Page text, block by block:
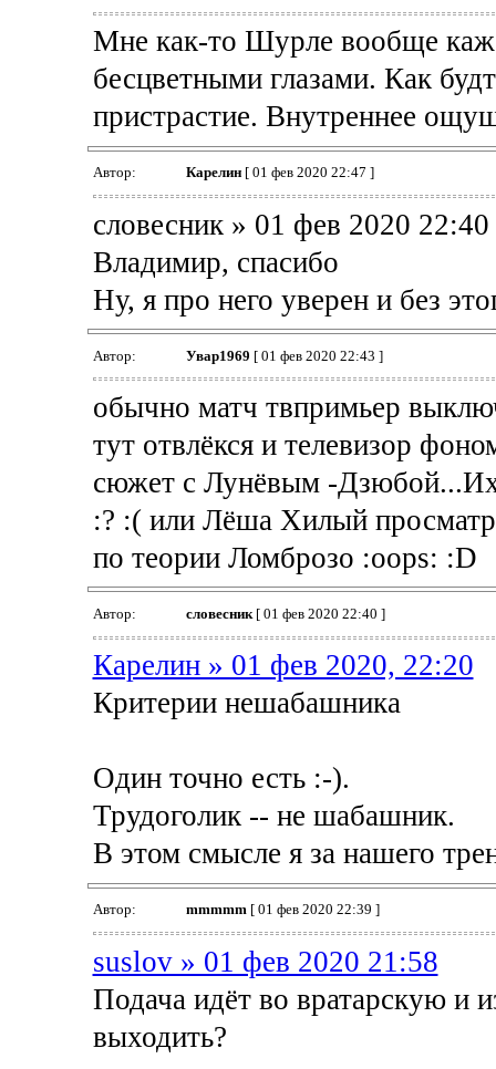
Мне как-то Шурле вообще
бесцветными глазами. Как
пристрастие. Внутреннее
Автор: Карелин[ 01 фев 2020 22:47 ]
словесник » 01 фев 2020 22:40
Владимир, спасибо
Ну, я про него уверен и без
Автор: Увар1969 [ 01 фев 2020 22:43 ]
обычно матч твпримьер
тут отвлёкся и телевизор
сюжет с Лунёвым -
:? :( или Лёша Хилый
по теории Ломброзо :oops: :D
Автор: словесник[ 01 фев 2020 22:40 ]
Карелин » 01 фев 2020, 22:20
Критерии нешабашника
Один точно есть :-).
Трудоголик -- не шабашник.
В этом смысле я за нашего
Автор: mmmmm[ 01 фев 2020 22:39 ]
suslov » 01 фев 2020 21:58
Подача идёт во вратарскую и
выходить?